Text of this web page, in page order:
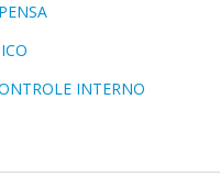
INTERNO